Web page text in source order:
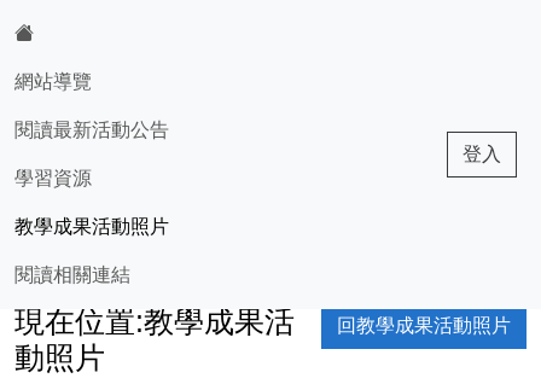
網站導覽
閱讀最新活動公告
學習資源
教學成果活動照片
閱讀相關連結
登入
回教學成果活動照片
現在位置:教學成果活
動照片